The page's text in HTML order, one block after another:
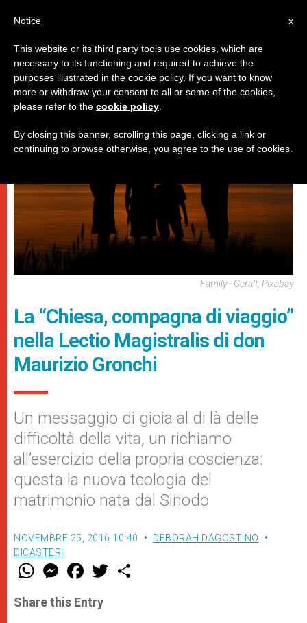
DICASTERI
Family - Geralt, Pixabay
La “Chiesa, compagna di viaggio”
nella Lectio Magistralis di don
Maurizio Gronchi
Un messaggio di gioia al di là delle
difficoltà della vita, un richiamo
all’esercizio della propria coscienza:
questa la nuova teologia del
matrimonio nata dal Sinodo
NOVEMBRE 25, 2016 10:40
DEBORAH DAGOSTINO
DICASTERI
W
t
s
M
e
s
e
F
a
e
b
w
Share this Entry
x
Notice
This website or its third party tools use cookies, which are
necessary to its functioning and required to achieve the
purposes illustrated in the cookie policy. If you want to know
more or withdraw your consent to all or some of the cookies,
please refer to the cookie policy
By closing this banner, scrolling this page, clicking a link or
continuing to browse otherwise, you agree to the use of cookies.